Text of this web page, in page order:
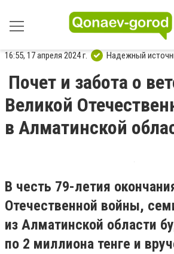
16:55, 17 апреля 2024 г. Надежный
Почет и забота о
Великой
в Алматинской
В честь 79-летия
Отечественной войны,
из Алматинской области
по 2 миллиона тенге и